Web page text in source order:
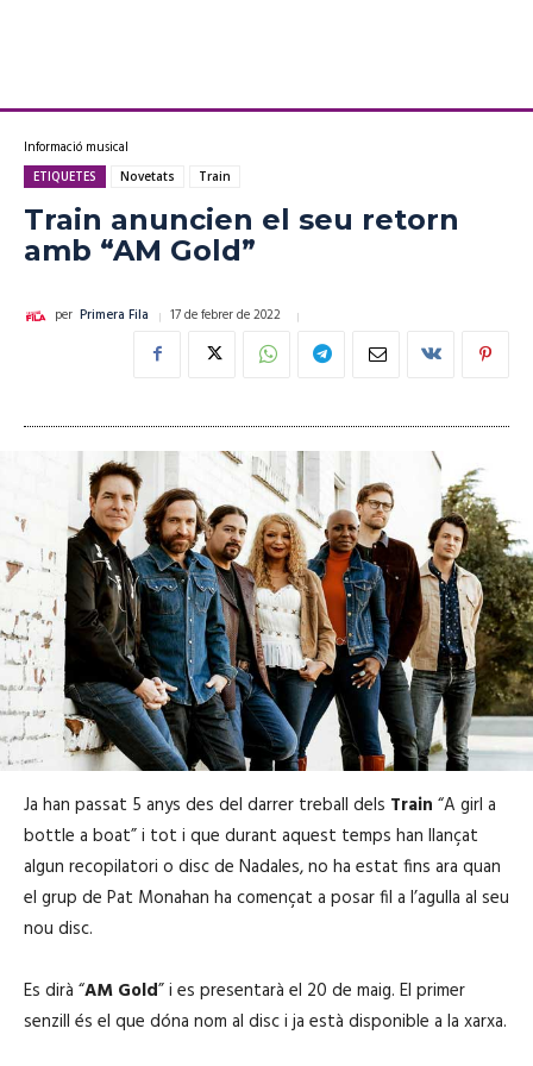
Informació musical
ETIQUETES Novetats Train
Train anuncien el seu retorn
amb “AM Gold”
per Primera Fila 17 de febrer de 2022
Ja han passat 5 anys des del darrer treball dels Train “A girl a
bottle a boat” i tot i que durant aquest temps han llançat
algun recopilatori o disc de Nadales, no ha estat fins ara quan
el grup de Pat Monahan ha començat a posar fil a l’agulla al seu
nou disc.
Es dirà “AM Gold” i es presentarà el 20 de maig. El primer
senzill és el que dóna nom al disc i ja està disponible a la xarxa.